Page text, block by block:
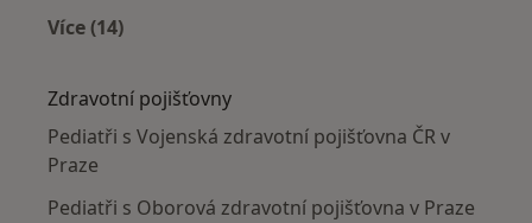
Více (14)
Zdravotní pojišťovny
Pediatři s Vojenská zdravotní pojišťovna ČR v
Praze
Pediatři s Oborová zdravotní pojišťovna v Praze